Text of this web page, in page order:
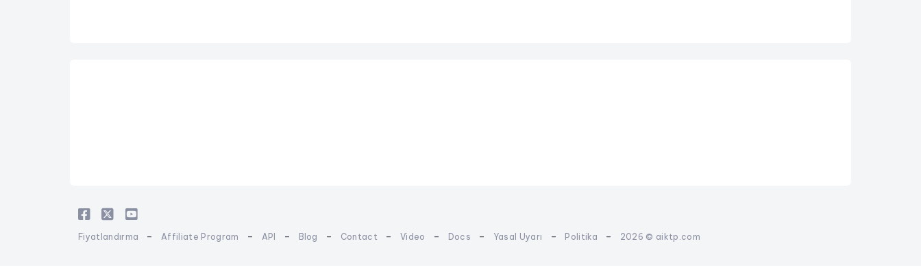
Fiyatlandırma - Affiliate Program - API - Blog - Contact - Video - Docs - Yasal Uyarı - Politika - 2026 © aiktp.com